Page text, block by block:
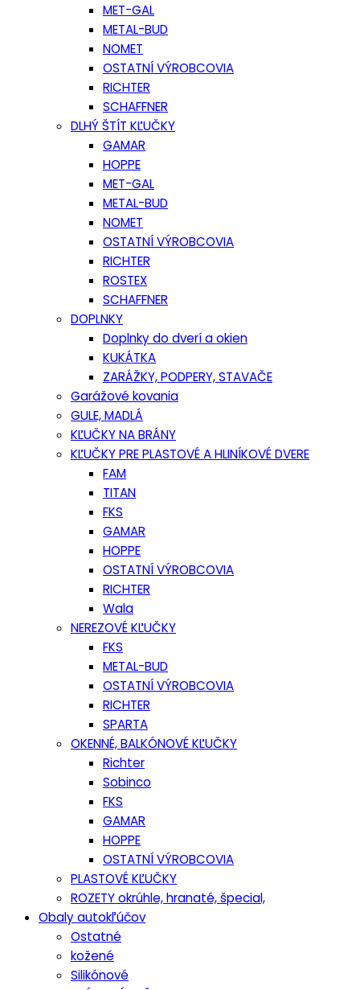
MET-GAL
METAL-BUD
NOMET
OSTATNÍ VÝROBCOVIA
RICHTER
SCHAFFNER
DLHÝ ŠTÍT KĽUČKY
GAMAR
HOPPE
MET-GAL
METAL-BUD
NOMET
OSTATNÍ VÝROBCOVIA
RICHTER
ROSTEX
SCHAFFNER
DOPLNKY
Doplnky do dverí a okien
KUKÁTKA
ZARÁŽKY, PODPERY, STAVAČE
Garážové kovania
GULE, MADLÁ
KĽUČKY NA BRÁNY
KĽUČKY PRE PLASTOVÉ A HLINÍKOVÉ DVERE
FAM
TITAN
FKS
GAMAR
HOPPE
OSTATNÍ VÝROBCOVIA
RICHTER
Wala
NEREZOVÉ KĽUČKY
FKS
METAL-BUD
OSTATNÍ VÝROBCOVIA
RICHTER
SPARTA
OKENNÉ, BALKÓNOVÉ KĽUČKY
Richter
Sobinco
FKS
GAMAR
HOPPE
OSTATNÍ VÝROBCOVIA
PLASTOVÉ KĽUČKY
ROZETY okrúhle, hranaté, špecial,
Obaly autokľúčov
Ostatné
kožené
Silikónové